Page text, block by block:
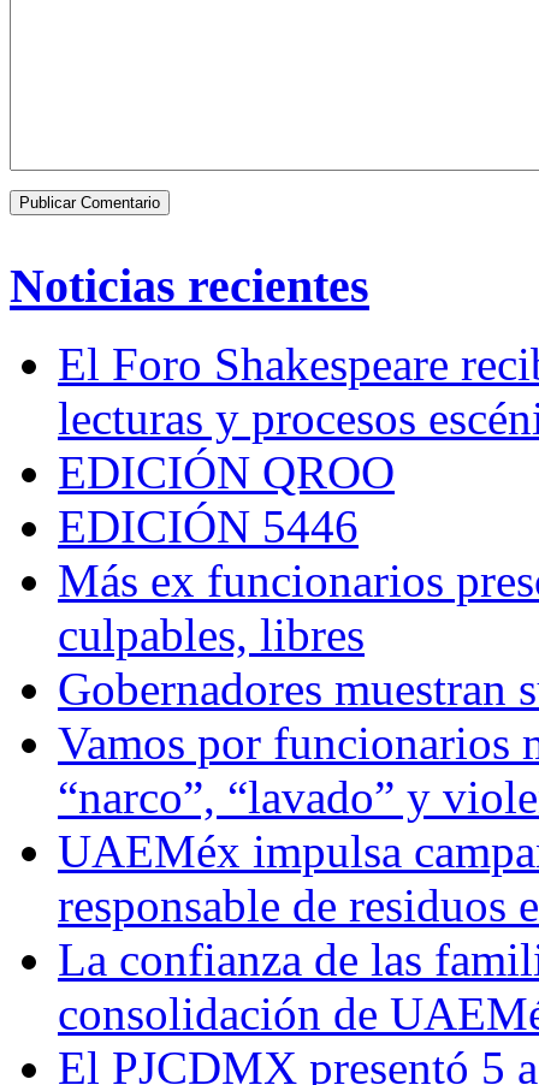
Noticias recientes
El Foro Shakespeare
lecturas y procesos
EDICIÓN QROO
EDICIÓN 5446
Más ex funcionarios
culpables, libres
Gobernadores muestran
Vamos por funcionarios
“narco”, “lavado” y
UAEMéx impulsa
responsable de residuos
La confianza de las
consolidación de
El PJCDMX presentó 5